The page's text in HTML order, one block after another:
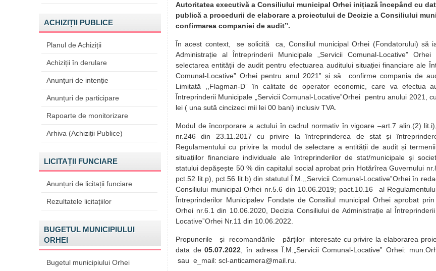
ACHIZIȚII PUBLICE
Planul de Achiziții
Achiziții în derulare
Anunțuri de intenție
Anunțuri de participare
Rapoarte de monitorizare
Arhiva (Achiziții Publice)
LICITAȚII FUNCIARE
Anunțuri de licitații funciare
Rezultatele licitațiilor
BUGETUL MUNICIPIULUI
ORHEI
Bugetul municipiului Orhei
Autoritatea executivă a Consiliului municipal Orhei inițiază începând cu
publică a procedurii de elaborare a proiectului de Decizie a Consiliului
confirmarea companiei de auditˮ.
În acest context, se solicită ca, Consiliul municipal Orhei (Fondatorului) să
Administrație al Întreprinderii Municipale „Servicii Comunal-Locativeˮ
selectarea entității de audit pentru efectuarea auditului situației financiare ale
Comunal-Locativeˮ Orhei pentru anul 2021ˮ și să confirme compania de
Limitată ,,Flagman-Dˮ în calitate de operator economic, care va efectua
Întreprinderii Municipale „Servicii Comunal-LocativeˮOrhei pentru anului 2021,
lei ( una sută cincizeci mii lei 00 bani) inclusiv TVA.
Modul de încorporare a actului în cadrul normativ în vigoare –art.7 alin.(2)
nr.246 din 23.11.2017 cu privire la întreprinderea de stat și
Regulamentului cu privire la modul de selectare a entității de audit și
situațiilor financiare individuale ale întreprinderilor de stat/municipale și
statului depășește 50 % din capitalul social aprobat prin Hotărîrea Guvernului
pct.52 lit.p), pct.56 lit.b) din statutul Î.M.,,Servicii Comunal-LocativeˮOrhei în
Consiliului municipal Orhei nr.5.6 din 10.06.2019; pact.10.16 al
Întreprinderilor Municipalev Fondate de Consiliul municipal Orhei aprobat
Orhei nr.6.1 din 10.06.2020, Decizia Consiliului de Administrație al
LocativeˮOrhei Nr.11 din 10.06.2022.
Propunerile și recomandările părților interesate cu privire la elaborarea
data de05.07.2022 , în adresa Î.M.„Servicii Comunal-Locativeˮ Orhei:
sau e_mail: scl-anticamera@mail.ru.